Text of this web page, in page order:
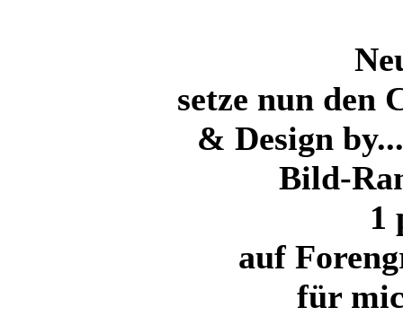
setze nun den
& Design
Bild-
1
auf
für